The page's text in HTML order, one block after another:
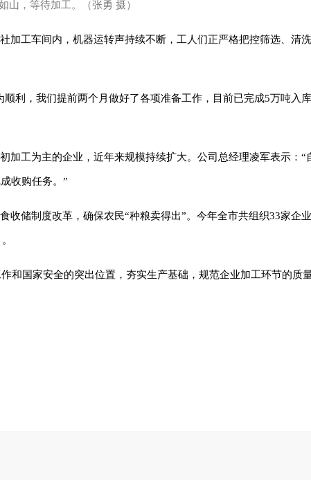
山，等待加工。（张勇 摄）
加工车间内，机器运转声持续不断，工人们正严格把控筛选、清
利，我们提前两个月做好了各项准备工作，目前已完成5万吨入
工为主的企业，近年来规模持续扩大。公司总经理凌军表示：“
收购任务。”
储制度改革，确保农民“种粮卖得出”。今年全市共组织33家企
和国家安全的突出位置，夯实生产基础，规范企业加工环节的质